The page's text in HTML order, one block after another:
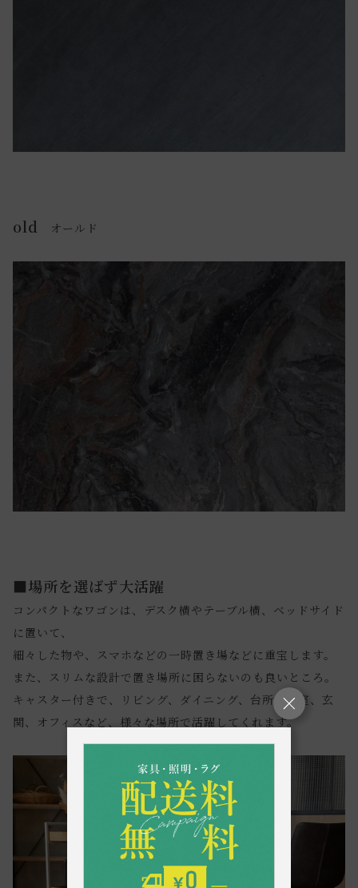
old オールド
■場所を選ばず大活躍
コンパクトなワゴンは、デスク横やテーブル横、ベッドサイド
に置いて、
細々した物や、スマホなどの一時置き場などに重宝します。
また、スリムな設計で置き場所に困らないのも良いところ。
キャスター付きで、リビング、ダイニング、台所や寝室、玄
関、オフィスなど、様々な場所で活躍してくれます。